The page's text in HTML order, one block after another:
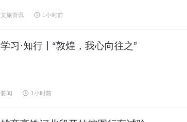
文旅资讯 1小时前
学习·知行丨“敦煌，我心向往之”
要闻 1小时前